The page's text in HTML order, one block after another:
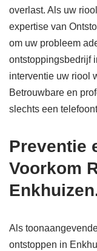
overlast. Als uw
expertise van
om uw probleem
ontstoppingsbedrijf
interventie uw riool
Betrouwbare en
slechts een
Preventie
Voorkom
Als
ontstoppen in